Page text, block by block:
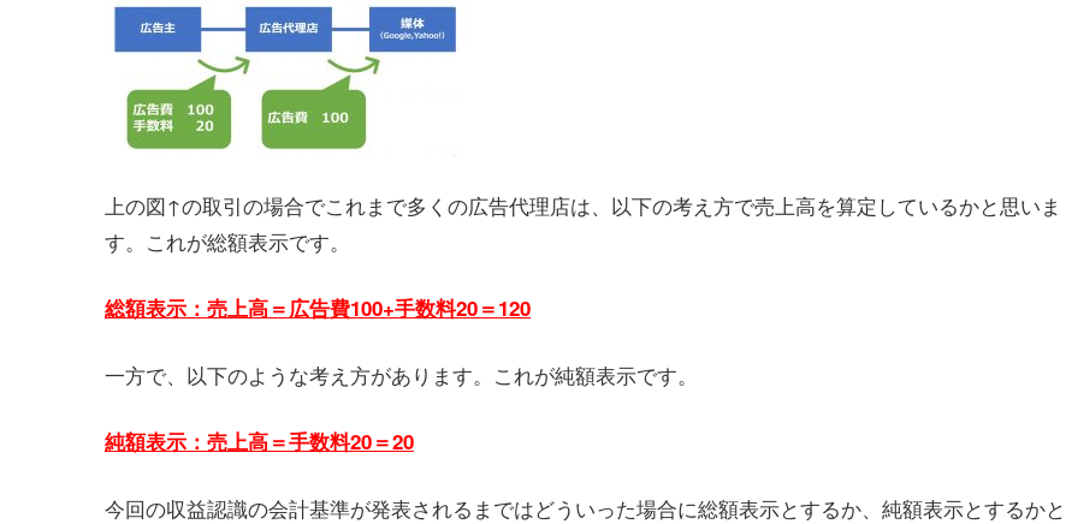
上の図↑の取引の場合でこれまで多くの広告代理店は、以下の考え方で売上高を算定しているかと思いま
す。これが総額表示です。
総額表示：売上高＝広告費100+手数料20＝120
一方で、以下のような考え方があります。これが純額表示です。
純額表示：売上高＝手数料20＝20
今回の収益認識の会計基準が発表されるまではどういった場合に総額表示とするか、純額表示とするかと